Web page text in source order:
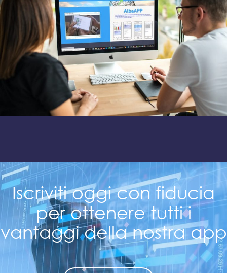
Iscriviti oggi con fiducia
per ottenere tutti i
vantaggi della nostra app